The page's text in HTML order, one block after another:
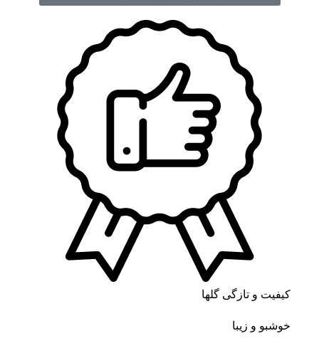
کیفیت و تازگی گلها
خوشبو و زیبا